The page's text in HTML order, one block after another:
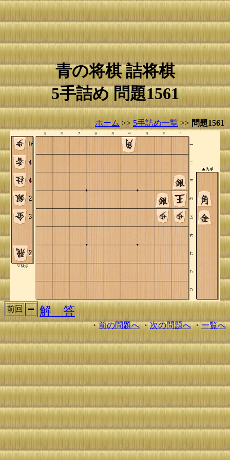
青の将棋 詰将棋
5手詰め 問題1561
ホーム >> 5手詰め一覧 >> 問題1561
前回 解 答
・前の問題へ・次の問題へ・一覧へ